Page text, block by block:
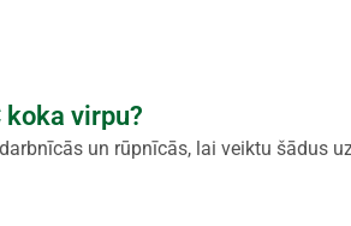
virpu?
un rūpnīcās, lai veiktu šādus